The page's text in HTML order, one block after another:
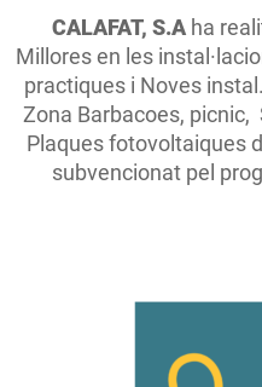
CALAFAT, S.Aha
Millores en les
practiques i Noves
Zona Barbacoes,
Plaques fotovoltaiques
subvencionat pel